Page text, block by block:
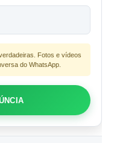
Fotos e vídeos
do WhatsApp.